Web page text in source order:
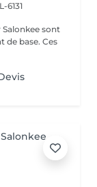
6131
sont
base. Ces